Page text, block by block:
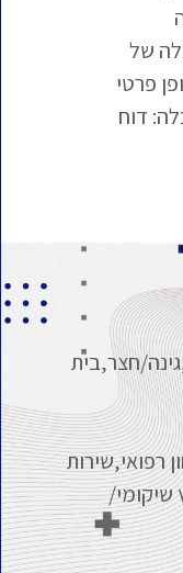
של
פרטי
דוח
חצר,בית
רפואי,שירות
שיקומי/